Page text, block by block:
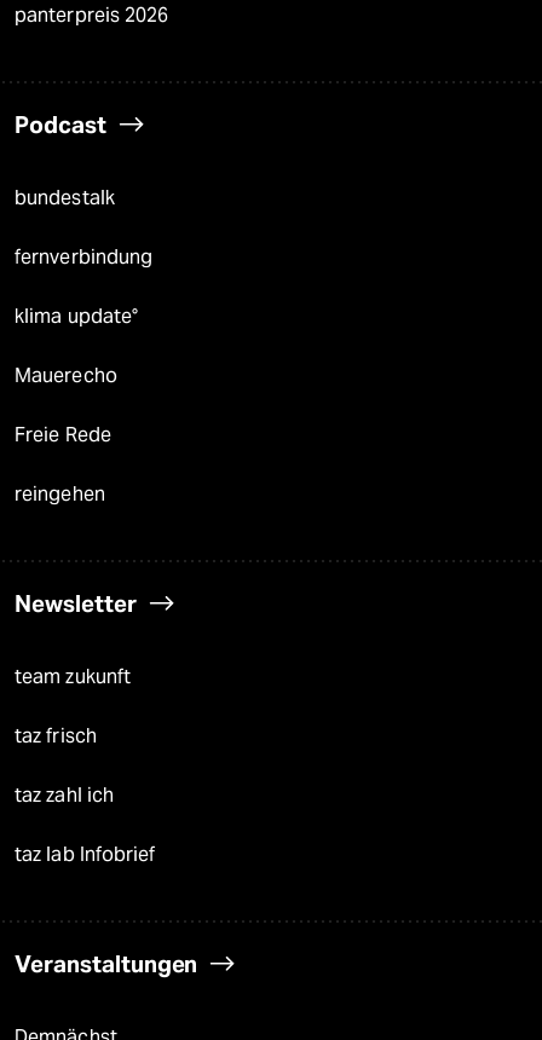
panterpreis 2026
Podcast
bundestalk
fernverbindung
klima update°
Mauerecho
Freie Rede
reingehen
Newsletter
team zukunft
taz frisch
taz zahl ich
taz lab Infobrief
Veranstaltungen